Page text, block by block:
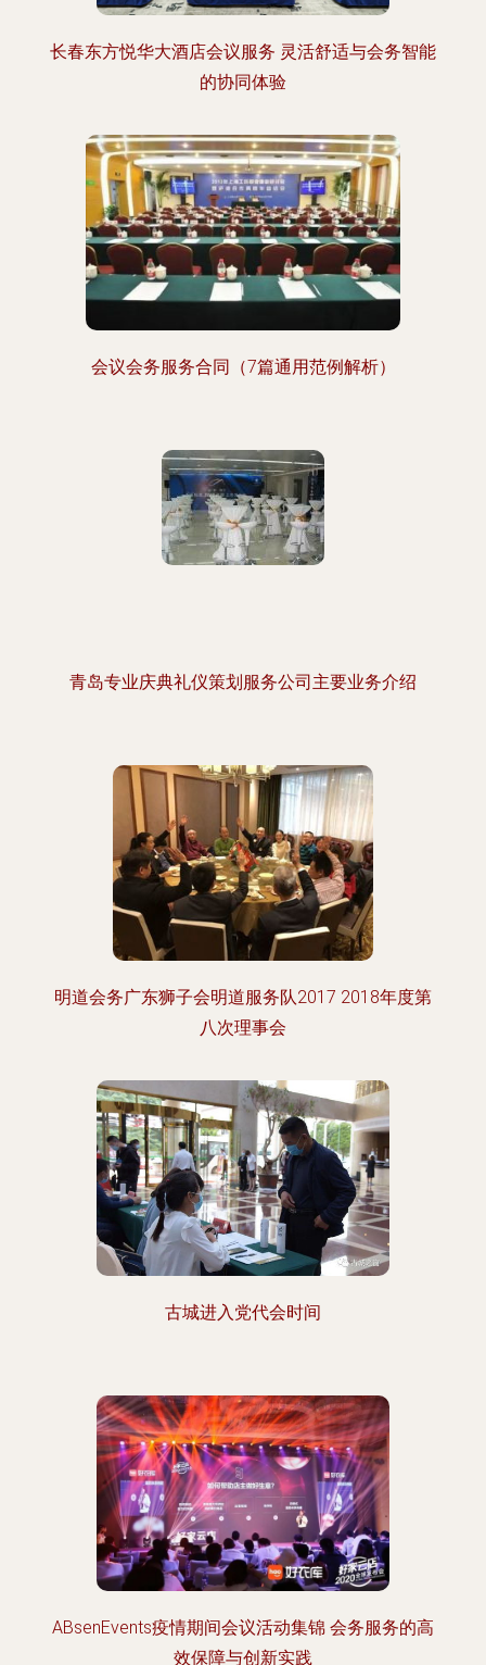
长春东方悦华大酒店会议服务 灵活舒适与会务智能
的协同体验
会议会务服务合同（7篇通用范例解析）
青岛专业庆典礼仪策划服务公司主要业务介绍
明道会务广东狮子会明道服务队2017 2018年度第
八次理事会
古城进入党代会时间
ABsenEvents疫情期间会议活动集锦 会务服务的高
效保障与创新实践